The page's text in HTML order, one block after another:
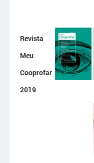
Revista
Meu
Cooprofar
2019